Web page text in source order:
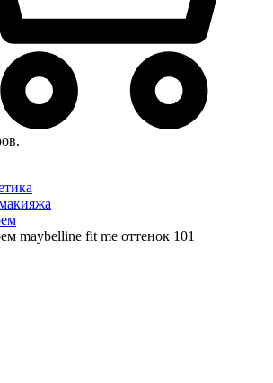
maybelline fit me оттенок 101